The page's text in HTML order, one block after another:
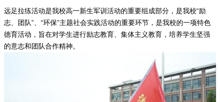
远足拉练活动是我校高一新生军训活动的重要组成部分，是我校“励
志、团队”、“环保”主题社会实践活动的重要环节，是我校的一项特色
德育活动，旨在对学生进行励志教育、集体主义教育，培养学生坚强
的意志和团队合作精神。